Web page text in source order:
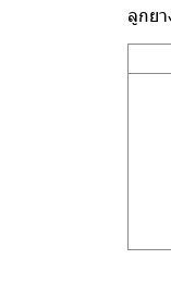
ลูกย